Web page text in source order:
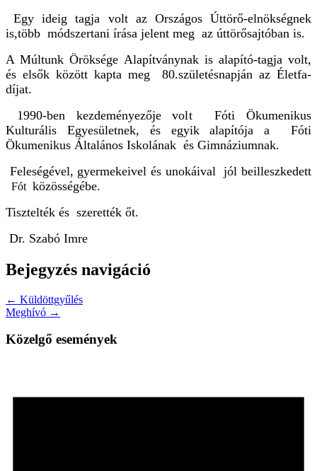
Egy ideig tagja volt az Országos Úttörő-elnökségnek
is,több módszertani írása jelent meg az úttörősajtóban is.
A Múltunk Öröksége Alapítványnak is alapító-tagja volt,
és elsők között kapta meg 80.születésnapján az Életfa-
díjat.
1990-ben kezdeményezője volt Fóti Ökumenikus
Kulturális Egyesületnek, és egyik alapítója a Fóti
Ökumenikus Általános Iskolának és Gimnáziumnak.
Feleségével, gyermekeivel és unokáival jól beilleszkedett
Fót közösségébe.
Tisztelték és szerették őt.
Dr. Szabó Imre
Bejegyzés navigáció
← Küldöttgyűlés
Meghívó →
Közelgő események